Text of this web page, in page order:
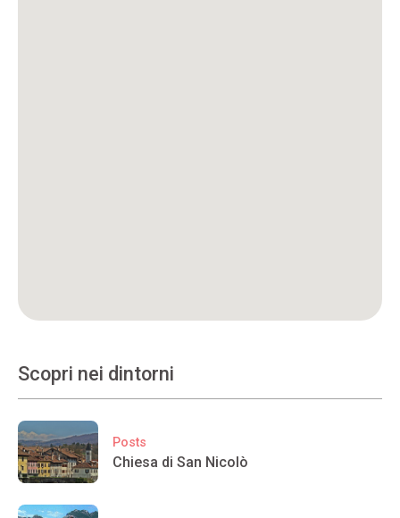
Scopri nei dintorni
Posts
Chiesa di San Nicolò